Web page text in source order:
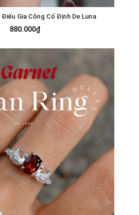
Gia Công Cố Định De Luna
880.000₫